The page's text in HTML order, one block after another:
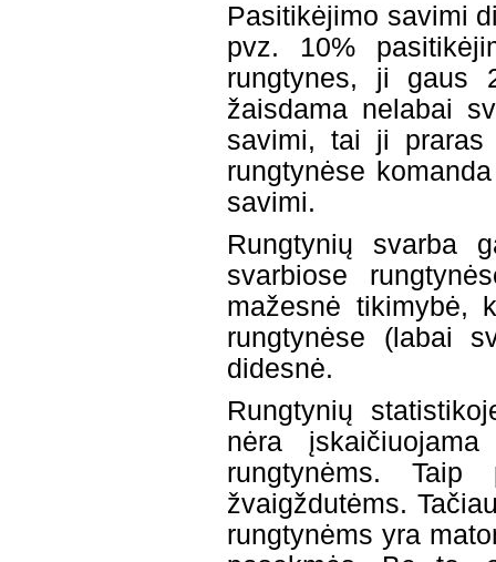
Pasitikėjimo savimi
pvz. 10%
rungtynes, ji gaus
žaisdama nelabai
savimi, tai ji praras
rungtynėse
savimi.
Rungtynių svarba
svarbiose
mažesnė tikimybė,
rungtynėse (labai
didesnė.
Rungtynių
nėra
rungtynėms.
žvaigždutėms.
rungtynėms yra